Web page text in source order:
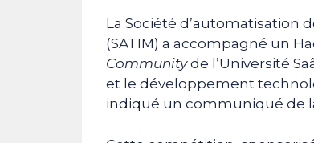
La Société d’automatisation
(SATIM) a accompagné un
Communityde l’Université
et le développement
indiqué un communiqué de